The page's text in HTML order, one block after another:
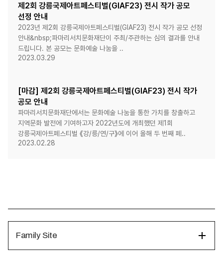
제2회 강릉국제아트페스티벌(GIAF23) 전시 작가 공모
선정 안내
2023년 제2회 강릉국제아트페스티벌(GIAF23) 전시 작가 공모 선정
안내&nbsp;파마리서치문화재단이 주최/주관하는 심의 결과를 안내
드립니다. 본 공모는 문화예술 나눔을 ..
2023.03.29
[마감] 제2회 강릉국제아트페스티벌(GIAF23) 전시 작가
공모 안내
파마리서치문화재단에서는 문화예술 나눔을 통한 가치를 창출하고
지역문화 발전에 기여하고자 2022년도에 개최했던 제1회
강릉국제아트페스티벌 《강/릉/연/구》에 이어 올해 두 번째 페..
2023.02.28
Family Site